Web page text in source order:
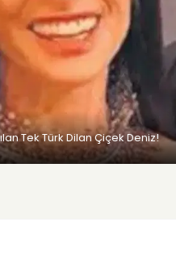
Tek Türk Dilan Çiçek Deniz!